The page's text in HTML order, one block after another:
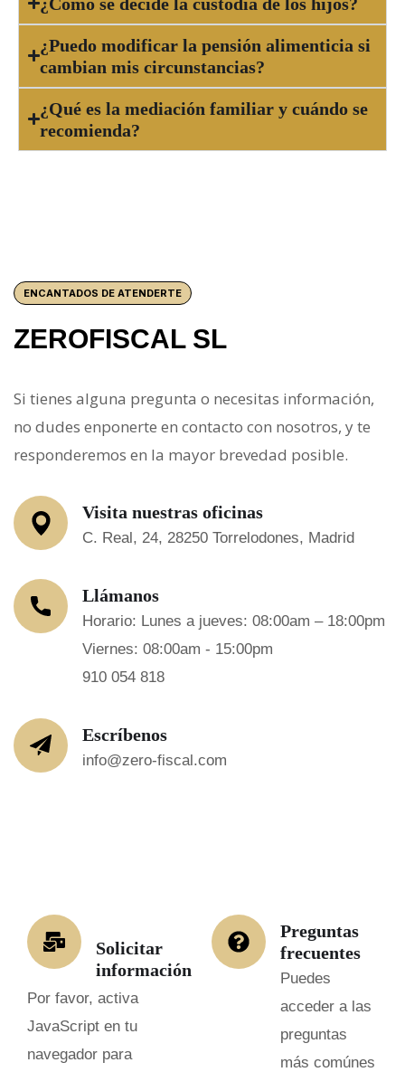
¿Puedo modificar la pensión alimenticia si
cambian mis circunstancias?
¿Qué es la mediación familiar y cuándo se
recomienda?
ENCANTADOS DE ATENDERTE
ZEROFISCAL SL
Si tienes alguna pregunta o necesitas información,
no dudes enponerte en contacto con nosotros, y te
responderemos en la mayor brevedad posible.
Visita nuestras oficinas
C. Real, 24, 28250 Torrelodones, Madrid
Llámanos
Horario: Lunes a jueves: 08:00am – 18:00pm
Viernes: 08:00am - 15:00pm
910 054 818
Escríbenos
info@zero-fiscal.com
Solicitar
información
Por favor, activa
JavaScript en tu
navegador para
Preguntas
frecuentes
Puedes
acceder a las
preguntas
más comúnes